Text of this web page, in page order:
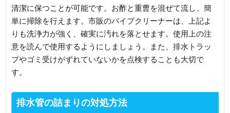
清潔に保つことが可能です。お酢と重曹を混ぜて流し、簡
単に掃除を行えます。市販のパイプクリーナーは、上記よ
りも洗浄力が強く、確実に汚れを落とせます。使用上の注
意を読んで使用するようにしましょう。また、排水トラッ
プやゴミ受けがずれていないかを点検することも大切で
す。
排水管の詰まりの対処方法